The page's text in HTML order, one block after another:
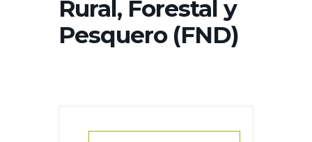
Rural, Forestal y
Pesquero (FND)